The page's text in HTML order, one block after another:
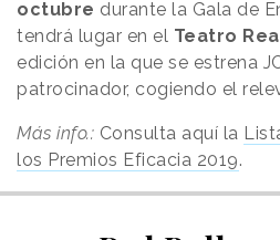
octubre durante la Gala de
tendrá lugar en el Teatro
edición en la que se estrena
patrocinador, cogiendo el
Más info.: Consulta aquí la
los Premios Eficacia 2019.